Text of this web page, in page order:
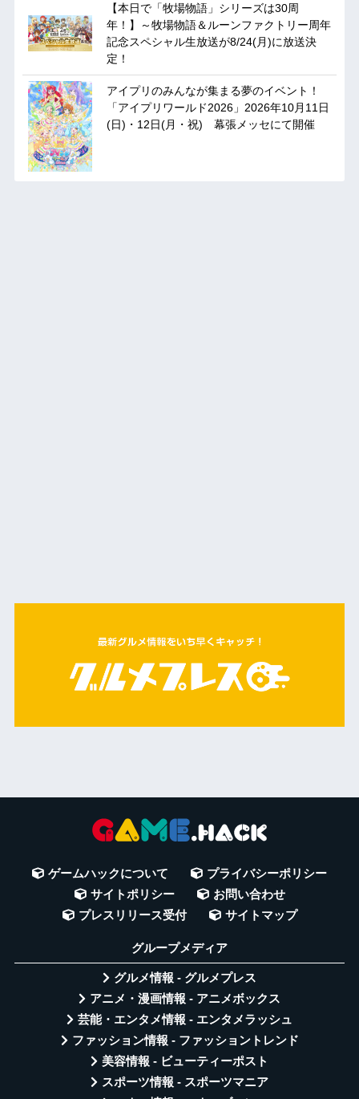
【本日で「牧場物語」シリーズは30周
年！】～牧場物語＆ルーンファクトリー周年
記念スペシャル生放送が8/24(月)に放送決
定！
アイプリのみんなが集まる夢のイベント！
「アイプリワールド2026」2026年10月11日
(日)・12日(月・祝) 幕張メッセにて開催
ゲームハックについて
プライバシーポリシー
サイトポリシー
お問い合わせ
プレスリリース受付
サイトマップ
グループメディア
グルメ情報 - グルメプレス
アニメ・漫画情報 - アニメボックス
芸能・エンタメ情報 - エンタメラッシュ
ファッション情報 - ファッショントレンド
美容情報 - ビューティーポスト
スポーツ情報 - スポーツマニア